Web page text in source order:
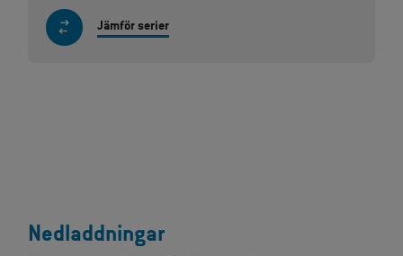
Jämför serier
Nedladdningar